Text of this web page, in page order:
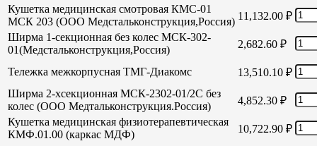
Кушетка медицинская смотровая КМС-01
МСК 203 (ООО Медстальконструкция,Россия) 11,132.00 ₽
Ширма 1-секционная без колес МСК-302-
01(Медстальконструкция,Россия)
2,682.60 ₽
Тележка межкорпусная ТМГ-Диакомс 13,510.10 ₽
Ширма 2-хсекционная МСК-2302-01/2С без
колес (ООО Медтальконструкция.Россия)
4,852.30 ₽
Кушетка медицинская физиотерапевтическая
КМФ.01.00 (каркас МДФ)
10,722.90 ₽